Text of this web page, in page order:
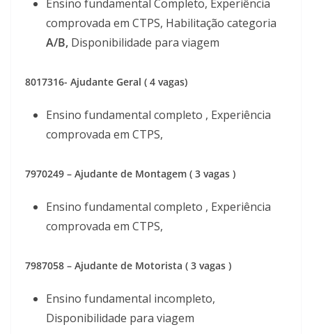
Ensino fundamental Completo, Experiência
comprovada em CTPS, Habilitação categoria
A/B, Disponibilidade para viagem
8017316- Ajudante Geral ( 4 vagas)
Ensino fundamental completo , Experiência
comprovada em CTPS,
7970249 – Ajudante de Montagem ( 3 vagas )
Ensino fundamental completo , Experiência
comprovada em CTPS,
7987058 – Ajudante de Motorista ( 3 vagas )
Ensino fundamental incompleto,
Disponibilidade para viagem